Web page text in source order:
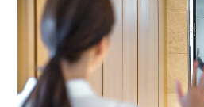
부탁은 돌고 돌아 다시 내게로 왔다. 그날
아래라는 생각이 들었다. 조금은 서글퍼지
아내에게 전화를 걸었다. “여보, 나 지금 퇴
차려줄래요?” 아내는 큰딸에게 식사준비를
나갔다고 했다. 큰딸이 과연 내 밥을 차려줄
들어섰다. 그런데 딸아이가 삼겹살을 굽고…